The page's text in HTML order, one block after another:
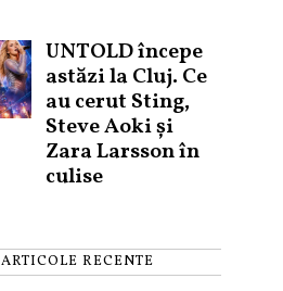
UNTOLD începe
astăzi la Cluj. Ce
au cerut Sting,
Steve Aoki și
Zara Larsson în
culise
ARTICOLE RECENTE